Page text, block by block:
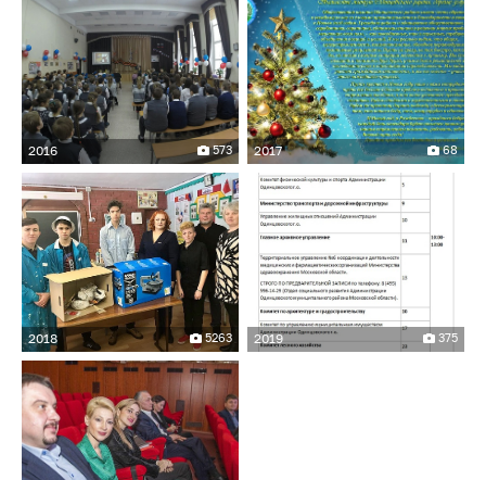
573
2016 68
2017
5263
2018 375
2019